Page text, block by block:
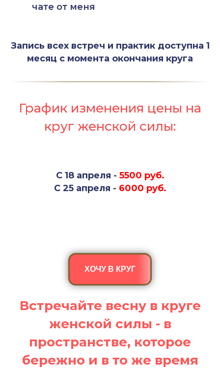
чате от меня
Запись всех встреч и практик доступна 1
месяц с момента окончания круга
График изменения цены на
круг женской силы:
С 18 апреля - 5500 руб.
С 25 апреля - 6000 руб.
ХОЧУ В КРУГ
Встречайте весну в круге
женской силы - в
пространстве, которое
бережно и в то же время